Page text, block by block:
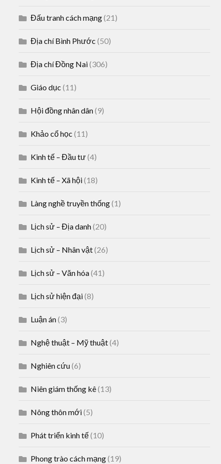
Đấu tranh cách mạng(21)
Địa chí Bình Phước (50)
Địa chí Đồng Nai(306)
Giáo dục (11)
Hội đồng nhân dân(9)
Khảo cổ học (11)
Kinh tế – Đầu tư(4)
Kinh tế – Xã hội(18)
Làng nghề truyền thống(1)
Lịch sử – Địa danh(20)
Lịch sử – Nhân vật(26)
Lịch sử – Văn hóa(41)
Lịch sử hiện đại(8)
Luận án(3)
Nghệ thuật – Mỹ thuật(4)
Nghiên cứu(6)
Niên giám thống kê(13)
Nông thôn mới(5)
Phát triển kinh tế(10)
Phong trào cách mạng(19)